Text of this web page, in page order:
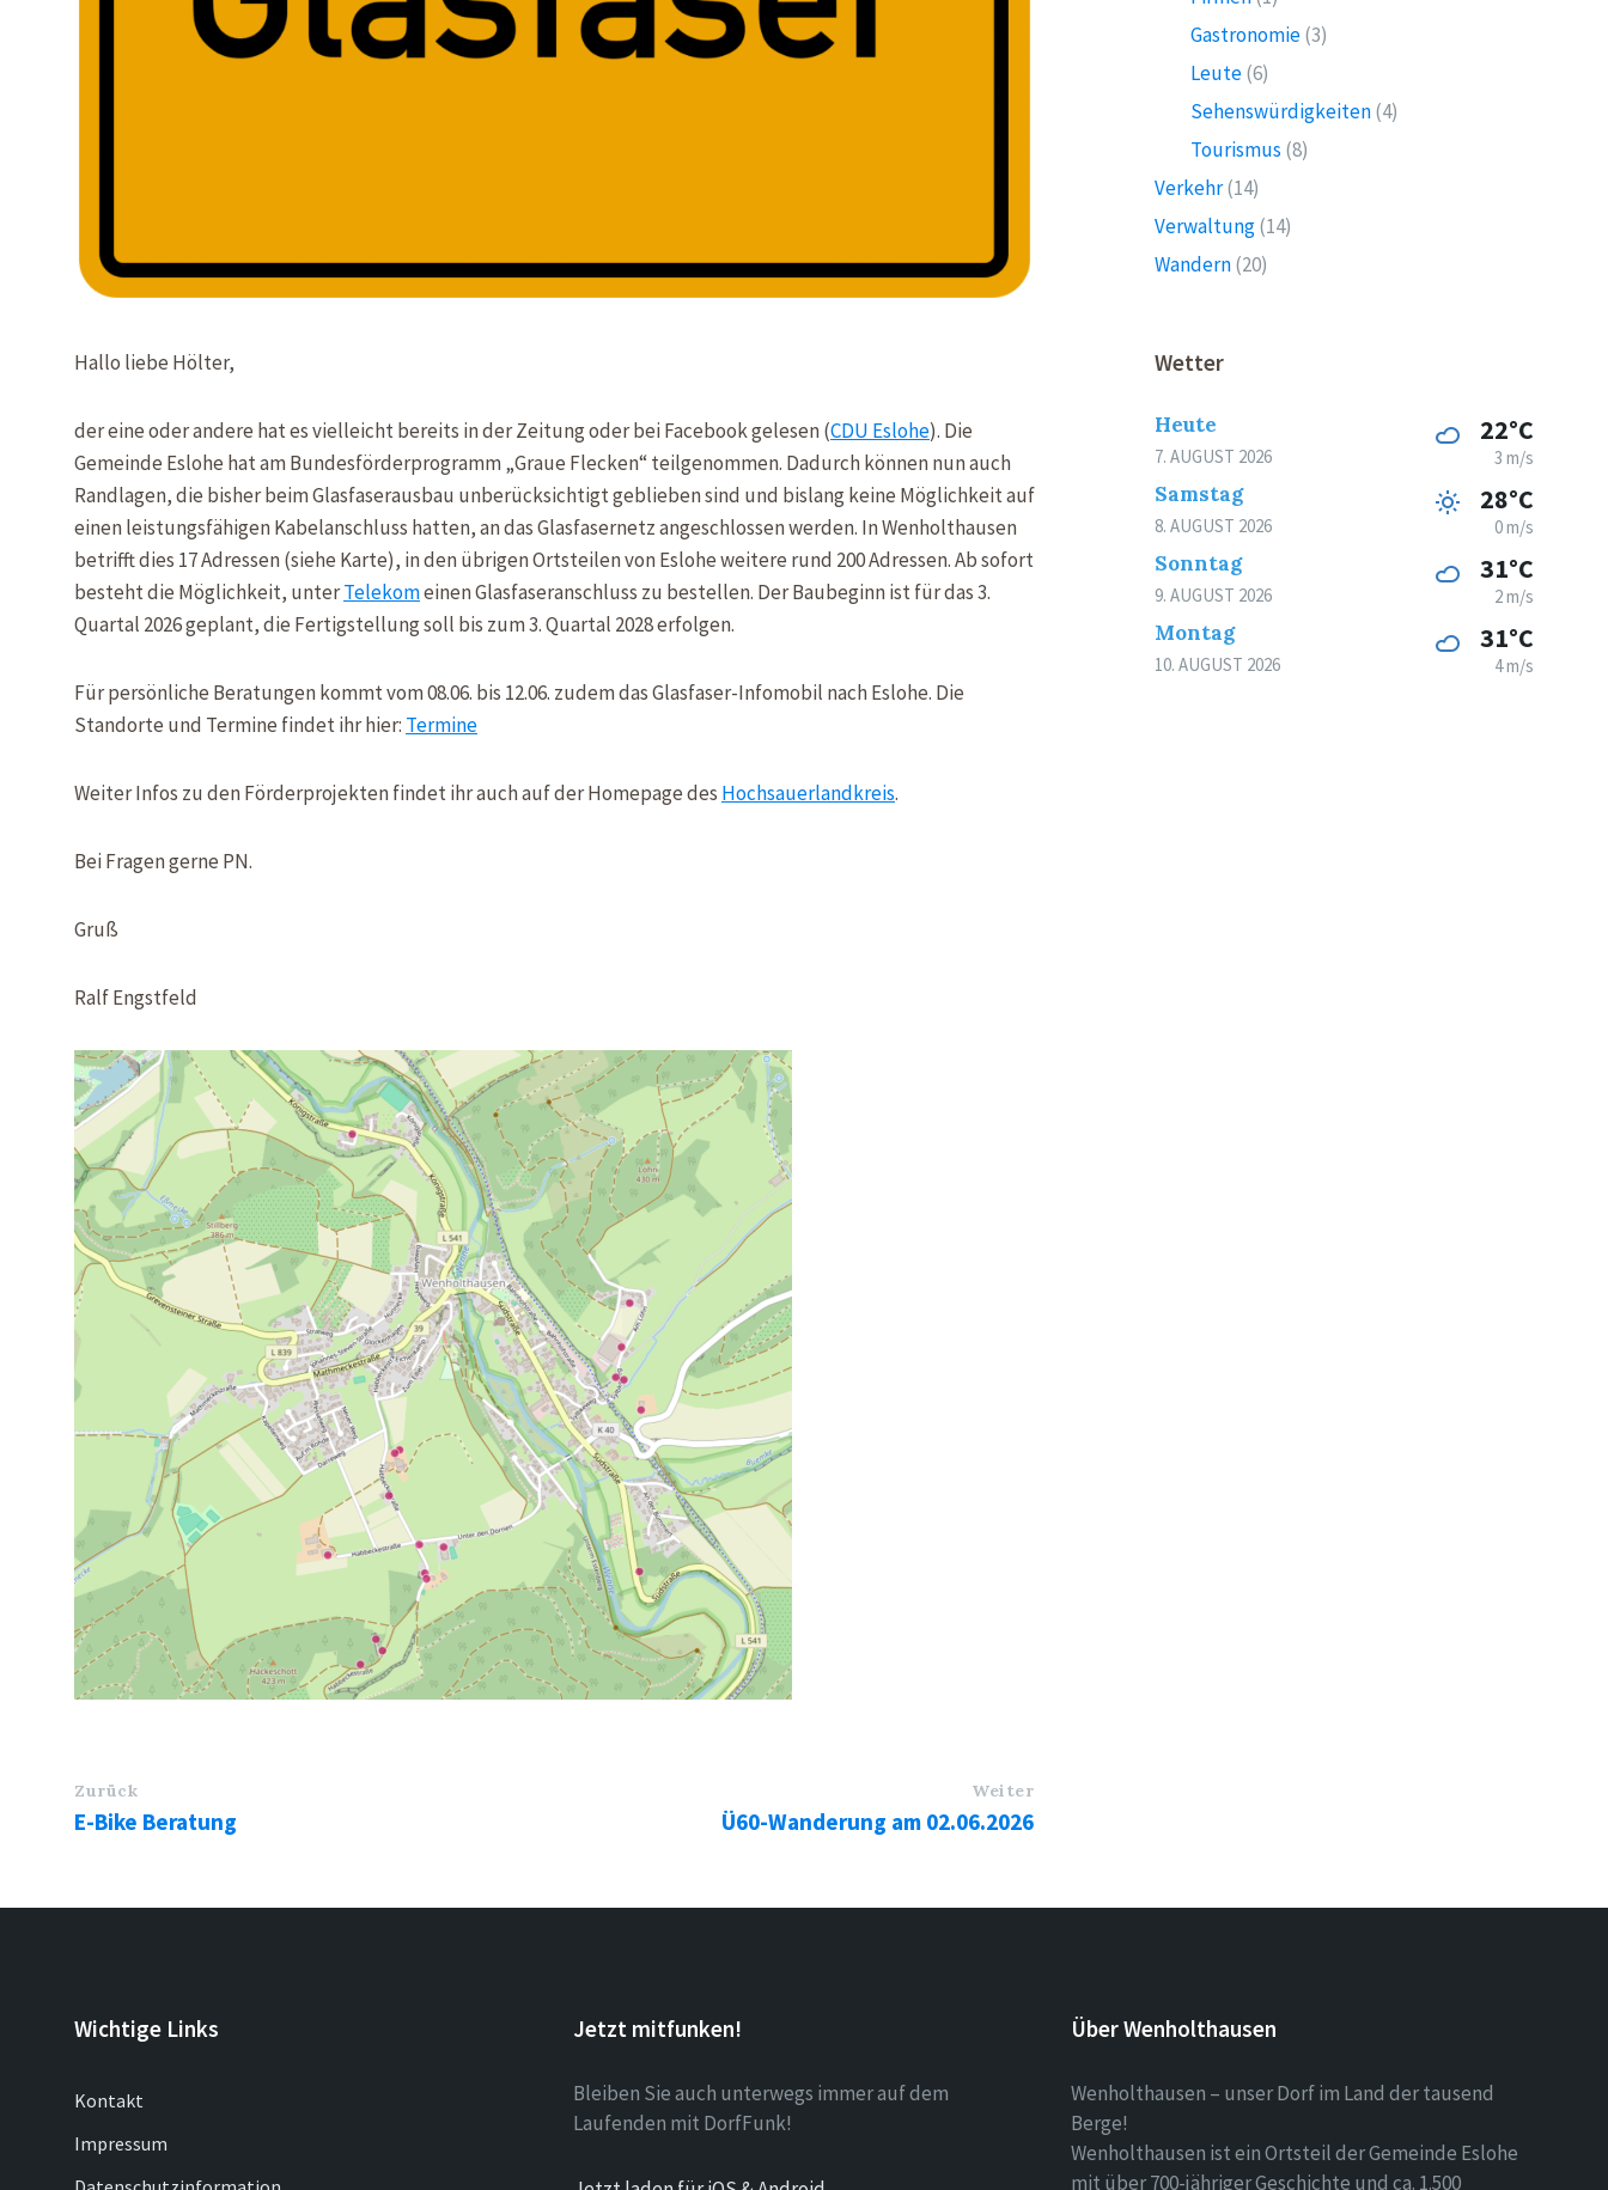
Hallo liebe Hölter,
der eine oder andere hat es vielleicht bereits in der Zeitung oder bei Facebook gelesen (CDU Eslohe). Die
Gemeinde Eslohe hat am Bundesförderprogramm „Graue Flecken“ teilgenommen. Dadurch können nun auch
Randlagen, die bisher beim Glasfaserausbau unberücksichtigt geblieben sind und bislang keine Möglichkeit auf
einen leistungsfähigen Kabelanschluss hatten, an das Glasfasernetz angeschlossen werden. In Wenholthausen
betrifft dies 17 Adressen (siehe Karte), in den übrigen Ortsteilen von Eslohe weitere rund 200 Adressen. Ab sofort
besteht die Möglichkeit, unterTelekomeinen Glasfaseranschluss zu bestellen. Der Baubeginn ist für das 3.
Quartal 2026 geplant, die Fertigstellung soll bis zum 3. Quartal 2028 erfolgen.
Für persönliche Beratungen kommt vom 08.06. bis 12.06. zudem das Glasfaser-Infomobil nach Eslohe. Die
Standorte und Termine findet ihr hier: Termine
Weiter Infos zu den Förderprojekten findet ihr auch auf der Homepage des Hochsauerlandkreis.
Bei Fragen gerne PN.
Gruß
Ralf Engstfeld
Zurück
E-Bike Beratung
Weiter
Ü60-Wanderung am 02.06.2026
Gastronomie(3)
Leute(6)
Sehenswürdigkeiten(4)
Tourismus (8)
Verkehr(14)
Verwaltung(14)
Wandern(20)
Wetter
Heute
7. AUGUST 2026
22°C
3 m/s
Samstag
8. AUGUST 2026
28°C
0 m/s
Sonntag
9. AUGUST 2026
31°C
2 m/s
Montag
10. AUGUST 2026
31°C
4 m/s
Wichtige Links
Kontakt
Impressum
Jetzt mitfunken!
Bleiben Sie auch unterwegs immer auf dem
Laufenden mit DorfFunk!
Über Wenholthausen
Wenholthausen – unser Dorf im Land der tausend
Berge!
Wenholthausen ist ein Ortsteil der Gemeinde Eslohe
mit über 700-jähriger Geschichte und ca. 1.500